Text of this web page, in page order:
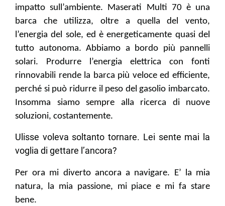
impatto sull’ambiente. Maserati Multi 70 è una
barca che utilizza, oltre a quella del vento,
l’energia del sole, ed è energeticamente quasi del
tutto autonoma. Abbiamo a bordo più pannelli
solari. Produrre l’energia elettrica con fonti
rinnovabili rende la barca più veloce ed efficiente,
perché si può ridurre il peso del gasolio imbarcato.
Insomma siamo sempre alla ricerca di nuove
soluzioni, costantemente.
Ulisse voleva soltanto tornare. Lei sente mai la
voglia di gettare l’ancora?
Per ora mi diverto ancora a navigare. E’ la mia
natura, la mia passione, mi piace e mi fa stare
bene.